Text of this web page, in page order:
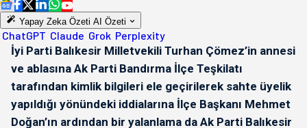
Yapay Zeka Özeti AI Özeti
ChatGPT Claude Grok Perplexity
İyi Parti Balıkesir Milletvekili Turhan Çömez’in annesi
ve ablasına Ak Parti Bandırma İlçe Teşkilatı
tarafından kimlik bilgileri ele geçirilerek sahte üyelik
yapıldığı yönündeki iddialarına İlçe Başkanı Mehmet
Doğan’ın ardından bir yalanlama da Ak Parti Balıkesir